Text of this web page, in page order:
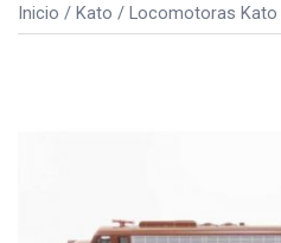
Inicio / Kato / Locomotoras Kato